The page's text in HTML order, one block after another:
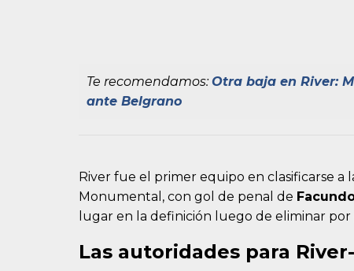
Te recomendamos:Otra baja en River:
ante Belgrano
River fue el primer equipo en clasificarse a
Monumental, con gol de penal de
lugar en la definición luego de eliminar por
Las autoridades para